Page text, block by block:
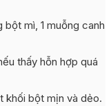
bột mì, 1 muỗng canh
thấy hỗn hợp quá
khối bột mịn và dẻo.